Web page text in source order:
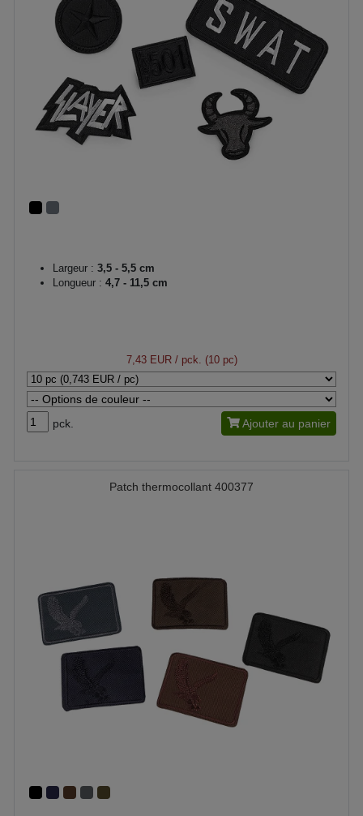
Largeur : 3,5 - 5,5 cm
Longueur : 4,7 - 11,5 cm
7,43 EUR/ pck. (10 pc)
pck. Ajouter au panier
Patch thermocollant 400377